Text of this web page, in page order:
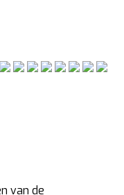
van de